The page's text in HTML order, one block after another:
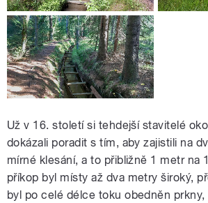
Už v 16. století si tehdejší stavitelé
dokázali poradit s tím, aby zajistili na
mírné klesání, a to přibližně 1 metr na
příkop byl místy až dva metry široký,
byl po celé délce toku obedněn prkny,